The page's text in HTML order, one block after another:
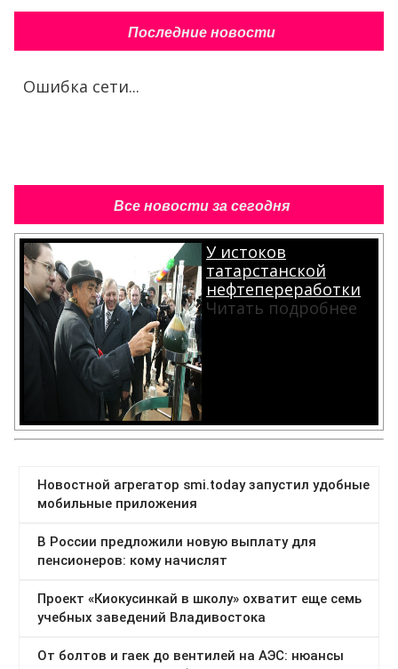
Последние новости
Ошибка сети...
Все новости за сегодня
У истоков
татарстанской
нефтепереработки
Читать подробнее